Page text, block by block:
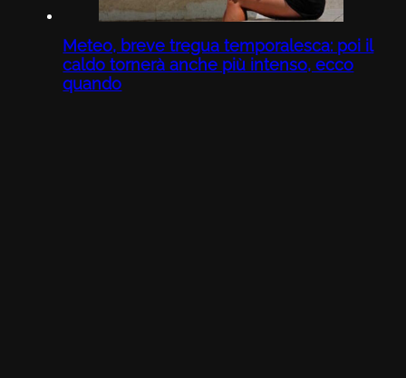
Meteo, breve tregua temporalesca: poi il
caldo tornerà anche più intenso, ecco
quando